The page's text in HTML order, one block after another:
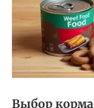
Выбор корма